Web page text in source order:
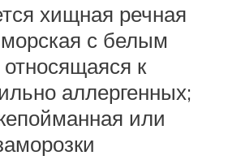
хищная речная
с белым
к
аллергенных;
или